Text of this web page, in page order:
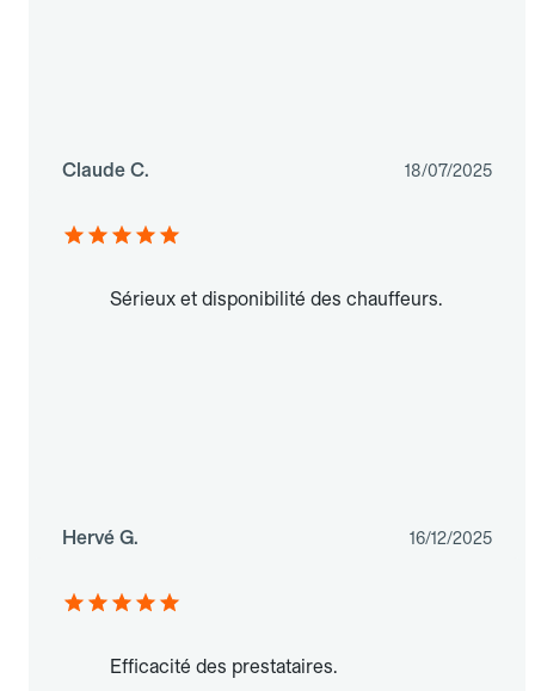
Claude C. 18/07/2025
Sérieux et disponibilité des chauffeurs.
Hervé G. 16/12/2025
Efficacité des prestataires.